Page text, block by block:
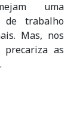
uma
de trabalho
Mas, nos
as